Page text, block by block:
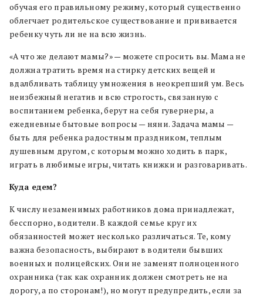
обучая его правильному режиму, который существенно
облегчает родительское существование и прививается
ребенку чуть ли не на всю жизнь.
«А что же делают мамы?» — можете спросить вы. Мама не
должна тратить время на стирку детских вещей и
вдалбливать таблицу умножения в неокрепший ум. Весь
неизбежный негатив и всю строгость, связанную с
воспитанием ребенка, берут на себя гувернеры, а
ежедневные бытовые вопросы — няни. Задача мамы —
быть для ребенка радостным праздником, теплым
душевным другом, с которым можно ходить в парк,
играть в любимые игры, читать книжки и разговаривать.
Куда едем?
К числу незаменимых работников дома принадлежат,
бесспорно, водители. В каждой семье круг их
обязанностей может несколько различаться. Те, кому
важна безопасность, выбирают в водители бывших
военных и полицейских. Они не заменят полноценного
охранника (так как охранник должен смотреть не на
дорогу, а по сторонам!), но могут предупредить, если за